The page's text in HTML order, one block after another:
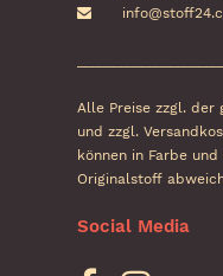
Alle Preise zzgl. der
und zzgl.
können in Farbe und
Originalstoff
Social Media